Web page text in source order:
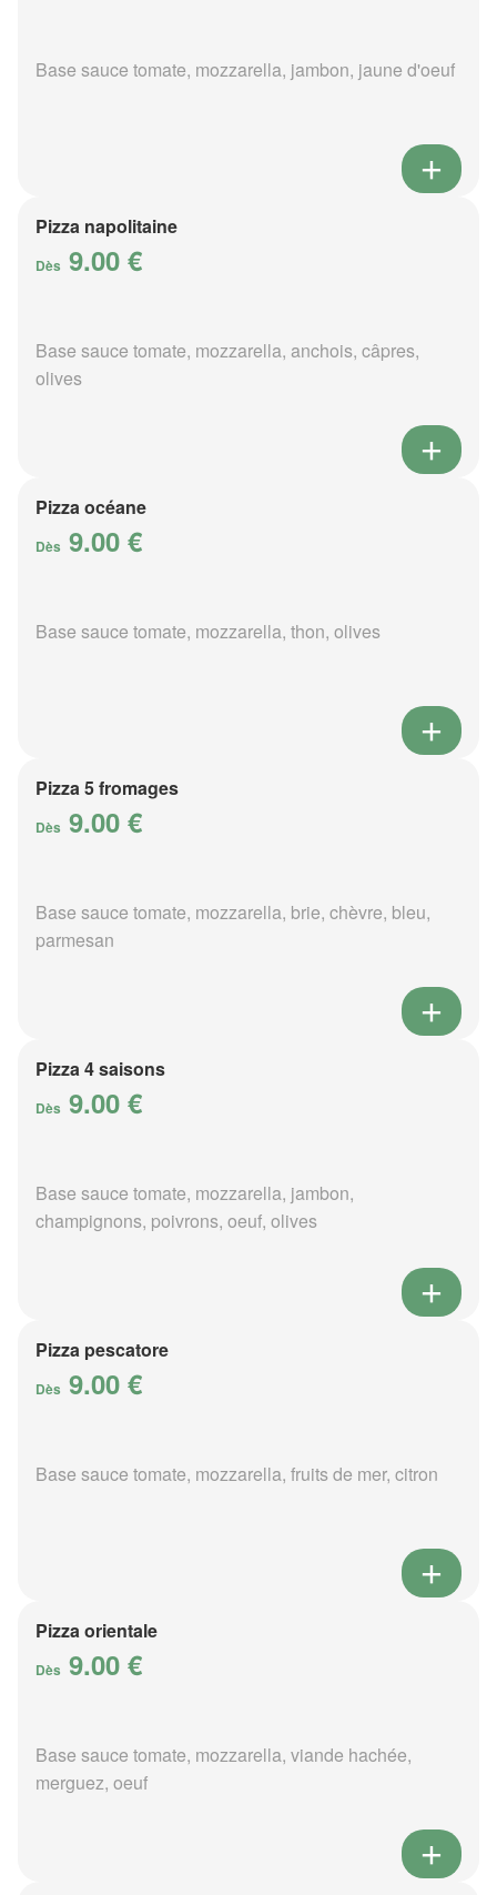
Base sauce tomate, mozzarella, jambon, jaune d'oeuf
Pizza napolitaine
Dès 9.00 €
Base sauce tomate, mozzarella, anchois, câpres,
olives
Pizza océane
Dès 9.00 €
Base sauce tomate, mozzarella, thon, olives
Pizza 5 fromages
Dès 9.00 €
Base sauce tomate, mozzarella, brie, chèvre, bleu,
parmesan
Pizza 4 saisons
Dès 9.00 €
Base sauce tomate, mozzarella, jambon,
champignons, poivrons, oeuf, olives
Pizza pescatore
Dès 9.00 €
Base sauce tomate, mozzarella, fruits de mer, citron
Pizza orientale
Dès 9.00 €
Base sauce tomate, mozzarella, viande hachée,
merguez, oeuf